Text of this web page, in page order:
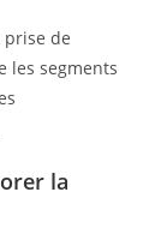
de
les segments
la